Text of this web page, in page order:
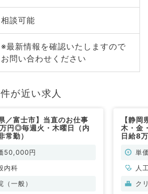
相談可能
※最新情報を確認いたしますので
お問い合わせください
が近い求人
／富士市】当直のお仕事
円◎毎週火・木曜日（内
常勤）
50,000円
内科
（一般）
【静
木・金
日給8
／非常
単
人
ク